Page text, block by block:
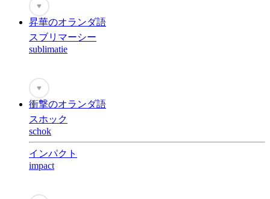
♥
昇華のオランダ語
スブリマーシー
sublimatie
♥
衝撃のオランダ語
スホック
schok
インパクト
impact